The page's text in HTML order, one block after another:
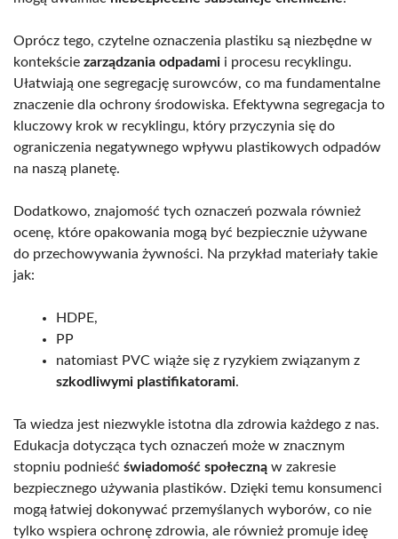
Oprócz tego, czytelne oznaczenia plastiku są niezbędne w
kontekście zarządzania odpadami i procesu recyklingu.
Ułatwiają one segregację surowców, co ma fundamentalne
znaczenie dla ochrony środowiska. Efektywna segregacja to
kluczowy krok w recyklingu, który przyczynia się do
ograniczenia negatywnego wpływu plastikowych odpadów
na naszą planetę.
Dodatkowo, znajomość tych oznaczeń pozwala również
ocenę, które opakowania mogą być bezpiecznie używane
do przechowywania żywności. Na przykład materiały takie
jak:
HDPE,
PP
natomiast PVC wiąże się z ryzykiem związanym z
szkodliwymi plastifikatorami.
Ta wiedza jest niezwykle istotna dla zdrowia każdego z nas.
Edukacja dotycząca tych oznaczeń może w znacznym
stopniu podnieść świadomość społeczną w zakresie
bezpiecznego używania plastików. Dzięki temu konsumenci
mogą łatwiej dokonywać przemyślanych wyborów, co nie
tylko wspiera ochronę zdrowia, ale również promuje ideę